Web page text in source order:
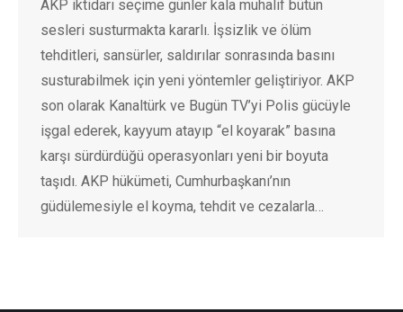
AKP iktidarı seçime günler kala muhalif bütün
sesleri susturmakta kararlı. İşsizlik ve ölüm
tehditleri, sansürler, saldırılar sonrasında basını
susturabilmek için yeni yöntemler geliştiriyor. AKP
son olarak Kanaltürk ve Bugün TV’yi Polis gücüyle
işgal ederek, kayyum atayıp “el koyarak” basına
karşı sürdürdüğü operasyonları yeni bir boyuta
taşıdı. AKP hükümeti, Cumhurbaşkanı’nın
güdülemesiyle el koyma, tehdit ve cezalarla…